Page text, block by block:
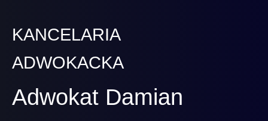
KANCELARIA
ADWOKACKA
Adwokat Damian